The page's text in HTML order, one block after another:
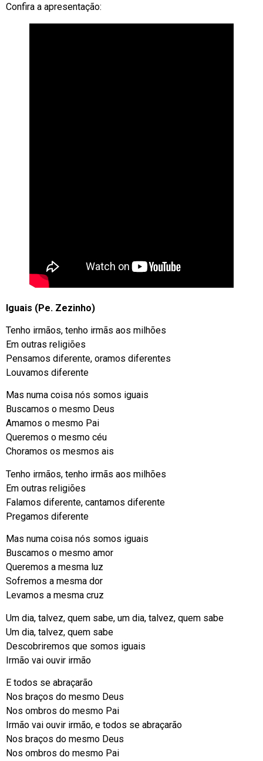
Confira a apresentação:
Iguais (Pe. Zezinho)
Tenho irmãos, tenho irmãs aos milhões
Em outras religiões
Pensamos diferente, oramos diferentes
Louvamos diferente
Mas numa coisa nós somos iguais
Buscamos o mesmo Deus
Amamos o mesmo Pai
Queremos o mesmo céu
Choramos os mesmos ais
Tenho irmãos, tenho irmãs aos milhões
Em outras religiões
Falamos diferente, cantamos diferente
Pregamos diferente
Mas numa coisa nós somos iguais
Buscamos o mesmo amor
Queremos a mesma luz
Sofremos a mesma dor
Levamos a mesma cruz
Um dia, talvez, quem sabe, um dia, talvez, quem sabe
Um dia, talvez, quem sabe
Descobriremos que somos iguais
Irmão vai ouvir irmão
E todos se abraçarão
Nos braços do mesmo Deus
Nos ombros do mesmo Pai
Irmão vai ouvir irmão, e todos se abraçarão
Nos braços do mesmo Deus
Nos ombros do mesmo Pai